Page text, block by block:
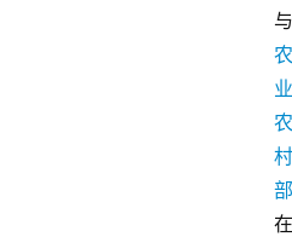
与
农
业
农
村
部
在